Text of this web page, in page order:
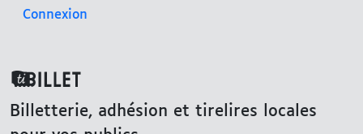
Connexion
Billetterie, adhésion et tirelires locales